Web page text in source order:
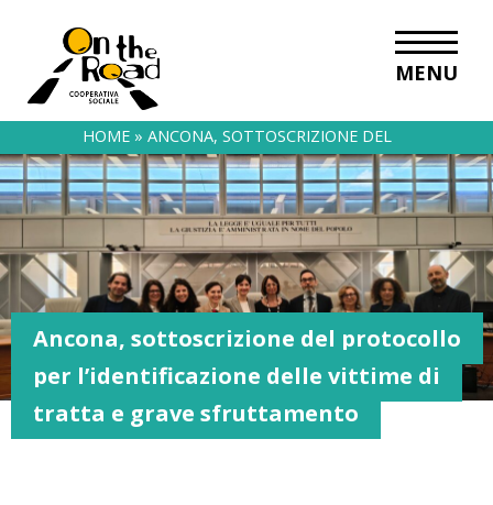
MENU
HOME » ANCONA, SOTTOSCRIZIONE DEL
PROTOCOLLO PER L’IDENTIFICAZIONE DELLE
VITTIME DI TRATTA E GRAVE SFRUTTAMENTO
Ancona, sottoscrizione del protocollo
per l’identificazione delle vittime di
tratta e grave sfruttamento